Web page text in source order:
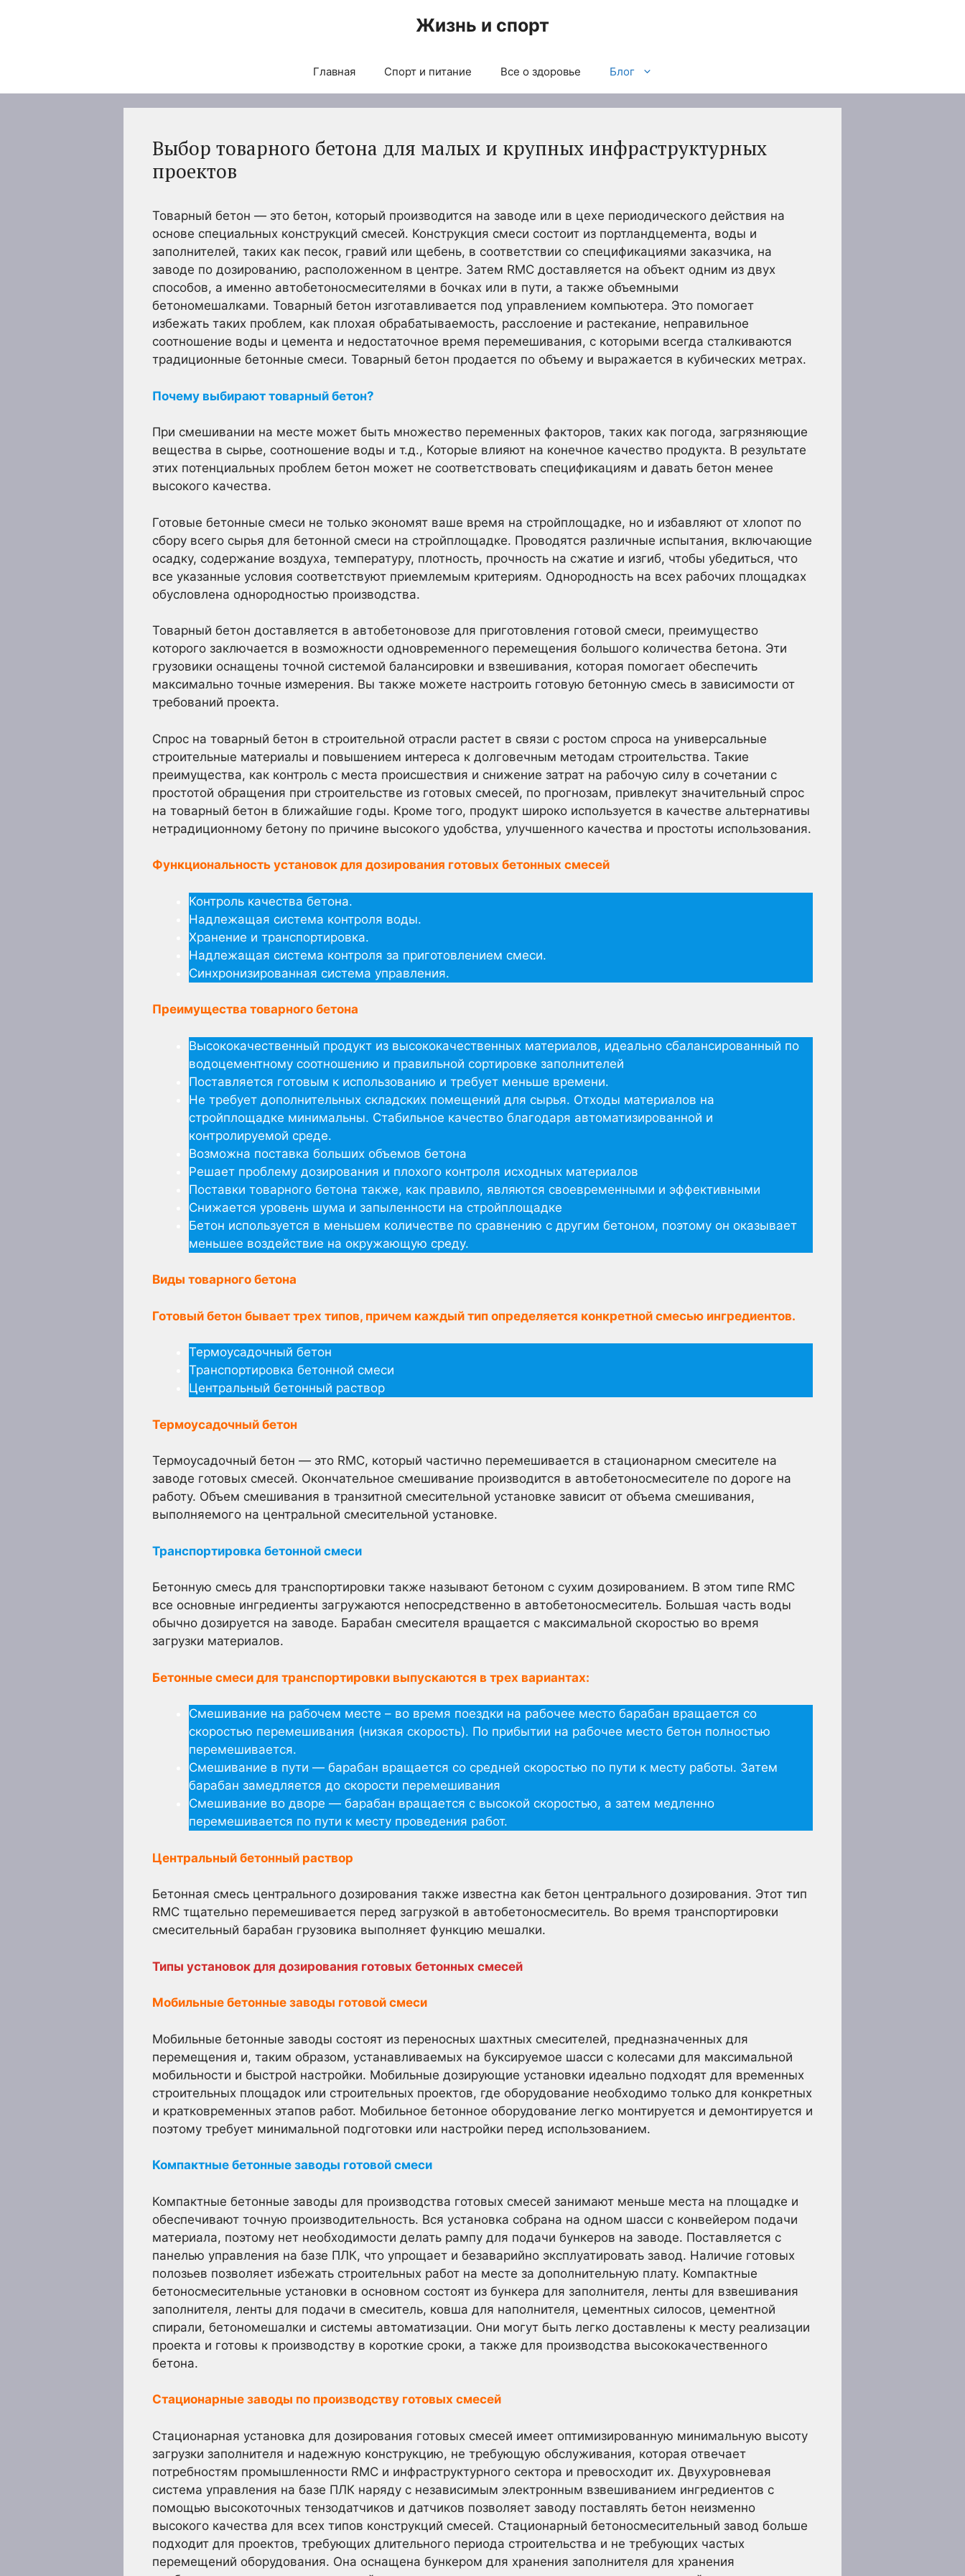
Жизнь и спорт
Главная Спорт и питание Все о здоровье Блог
Выбор товарного бетона для малых и крупных инфраструктурных
проектов
Товарный бетон — это бетон, который производится на заводе или в цехе периодического действия на
основе специальных конструкций смесей. Конструкция смеси состоит из портландцемента, воды и
заполнителей, таких как песок, гравий или щебень, в соответствии со спецификациями заказчика, на
заводе по дозированию, расположенном в центре. Затем RMC доставляется на объект одним из двух
способов, а именно автобетоносмесителями в бочках или в пути, а также объемными
бетономешалками. Товарный бетон изготавливается под управлением компьютера. Это помогает
избежать таких проблем, как плохая обрабатываемость, расслоение и растекание, неправильное
соотношение воды и цемента и недостаточное время перемешивания, с которыми всегда сталкиваются
традиционные бетонные смеси. Товарный бетон продается по объему и выражается в кубических метрах.
Почему выбирают товарный бетон?
При смешивании на месте может быть множество переменных факторов, таких как погода, загрязняющие
вещества в сырье, соотношение воды и т.д., Которые влияют на конечное качество продукта. В результате
этих потенциальных проблем бетон может не соответствовать спецификациям и давать бетон менее
высокого качества.
Готовые бетонные смеси не только экономят ваше время на стройплощадке, но и избавляют от хлопот по
сбору всего сырья для бетонной смеси на стройплощадке. Проводятся различные испытания, включающие
осадку, содержание воздуха, температуру, плотность, прочность на сжатие и изгиб, чтобы убедиться, что
все указанные условия соответствуют приемлемым критериям. Однородность на всех рабочих площадках
обусловлена однородностью производства.
Товарный бетон доставляется в автобетоновозе для приготовления готовой смеси, преимущество
которого заключается в возможности одновременного перемещения большого количества бетона. Эти
грузовики оснащены точной системой балансировки и взвешивания, которая помогает обеспечить
максимально точные измерения. Вы также можете настроить готовую бетонную смесь в зависимости от
требований проекта.
Спрос на товарный бетон в строительной отрасли растет в связи с ростом спроса на универсальные
строительные материалы и повышением интереса к долговечным методам строительства. Такие
преимущества, как контроль с места происшествия и снижение затрат на рабочую силу в сочетании с
простотой обращения при строительстве из готовых смесей, по прогнозам, привлекут значительный спрос
на товарный бетон в ближайшие годы. Кроме того, продукт широко используется в качестве альтернативы
нетрадиционному бетону по причине высокого удобства, улучшенного качества и простоты использования.
Функциональность установок для дозирования готовых бетонных смесей
Контроль качества бетона.
Надлежащая система контроля воды.
Хранение и транспортировка.
Надлежащая система контроля за приготовлением смеси.
Синхронизированная система управления.
Преимущества товарного бетона
Высококачественный продукт из высококачественных материалов, идеально сбалансированный по
водоцементному соотношению и правильной сортировке заполнителей
Поставляется готовым к использованию и требует меньше времени.
Не требует дополнительных складских помещений для сырья. Отходы материалов на
стройплощадке минимальны. Стабильное качество благодаря автоматизированной и
контролируемой среде.
Возможна поставка больших объемов бетона
Решает проблему дозирования и плохого контроля исходных материалов
Поставки товарного бетона также, как правило, являются своевременными и эффективными
Снижается уровень шума и запыленности на стройплощадке
Бетон используется в меньшем количестве по сравнению с другим бетоном, поэтому он оказывает
меньшее воздействие на окружающую среду.
Виды товарного бетона
Готовый бетон бывает трех типов, причем каждый тип определяется конкретной смесью ингредиентов.
Термоусадочный бетон
Транспортировка бетонной смеси
Центральный бетонный раствор
Термоусадочный бетон
Термоусадочный бетон — это RMC, который частично перемешивается в стационарном смесителе на
заводе готовых смесей. Окончательное смешивание производится в автобетоносмесителе по дороге на
работу. Объем смешивания в транзитной смесительной установке зависит от объема смешивания,
выполняемого на центральной смесительной установке.
Транспортировка бетонной смеси
Бетонную смесь для транспортировки также называют бетоном с сухим дозированием. В этом типе RMC
все основные ингредиенты загружаются непосредственно в автобетоносмеситель. Большая часть воды
обычно дозируется на заводе. Барабан смесителя вращается с максимальной скоростью во время
загрузки материалов.
Бетонные смеси для транспортировки выпускаются в трех вариантах:
Смешивание на рабочем месте – во время поездки на рабочее место барабан вращается со
скоростью перемешивания (низкая скорость). По прибытии на рабочее место бетон полностью
перемешивается.
Смешивание в пути — барабан вращается со средней скоростью по пути к месту работы. Затем
барабан замедляется до скорости перемешивания
Смешивание во дворе — барабан вращается с высокой скоростью, а затем медленно
перемешивается по пути к месту проведения работ.
Центральный бетонный раствор
Бетонная смесь центрального дозирования также известна как бетон центрального дозирования. Этот тип
RMC тщательно перемешивается перед загрузкой в автобетоносмеситель. Во время транспортировки
смесительный барабан грузовика выполняет функцию мешалки.
Типы установок для дозирования готовых бетонных смесей
Мобильные бетонные заводы готовой смеси
Мобильные бетонные заводы состоят из переносных шахтных смесителей, предназначенных для
перемещения и, таким образом, устанавливаемых на буксируемое шасси с колесами для максимальной
мобильности и быстрой настройки. Мобильные дозирующие установки идеально подходят для временных
строительных площадок или строительных проектов, где оборудование необходимо только для конкретных
и кратковременных этапов работ. Мобильное бетонное оборудование легко монтируется и демонтируется и
поэтому требует минимальной подготовки или настройки перед использованием.
Компактные бетонные заводы готовой смеси
Компактные бетонные заводы для производства готовых смесей занимают меньше места на площадке и
обеспечивают точную производительность. Вся установка собрана на одном шасси с конвейером подачи
материала, поэтому нет необходимости делать рампу для подачи бункеров на заводе. Поставляется с
панелью управления на базе ПЛК, что упрощает и безаварийно эксплуатировать завод. Наличие готовых
полозьев позволяет избежать строительных работ на месте за дополнительную плату. Компактные
бетоносмесительные установки в основном состоят из бункера для заполнителя, ленты для взвешивания
заполнителя, ленты для подачи в смеситель, ковша для наполнителя, цементных силосов, цементной
спирали, бетономешалки и системы автоматизации. Они могут быть легко доставлены к месту реализации
проекта и готовы к производству в короткие сроки, а также для производства высококачественного
бетона.
Стационарные заводы по производству готовых смесей
Стационарная установка для дозирования готовых смесей имеет оптимизированную минимальную высоту
загрузки заполнителя и надежную конструкцию, не требующую обслуживания, которая отвечает
потребностям промышленности RMC и инфраструктурного сектора и превосходит их. Двухуровневая
система управления на базе ПЛК наряду с независимым электронным взвешиванием ингредиентов с
помощью высокоточных тензодатчиков и датчиков позволяет заводу поставлять бетон неизменно
высокого качества для всех типов конструкций смесей. Стационарный бетоносмесительный завод больше
подходит для проектов, требующих длительного периода строительства и не требующих частых
перемещений оборудования. Она оснащена бункером для хранения заполнителя для хранения